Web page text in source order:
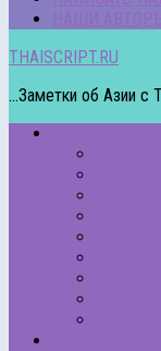
THAISCRIPT.RU
...Заметки об Азии с